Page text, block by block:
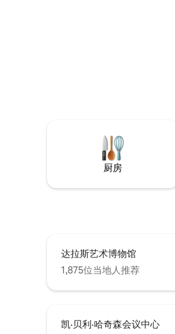
厨房
达拉斯艺术博物馆
1,875位当地人推荐
凯·贝利·哈奇森会议中心